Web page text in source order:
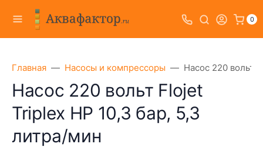
0
Главная Насосы и компрессоры Насос 220 вольт
Насос 220 вольт Flojet
Triplex HP 10,3 бар, 5,3
литра/мин